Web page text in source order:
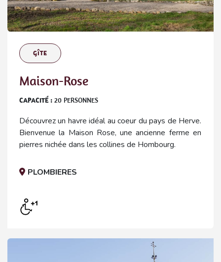
GÎTE
Maison-Rose
CAPACITÉ : 20 PERSONNES
Découvrez un havre idéal au coeur du pays de Herve.
Bienvenue la Maison Rose, une ancienne ferme en
pierres nichée dans les collines de Hombourg.
PLOMBIERES